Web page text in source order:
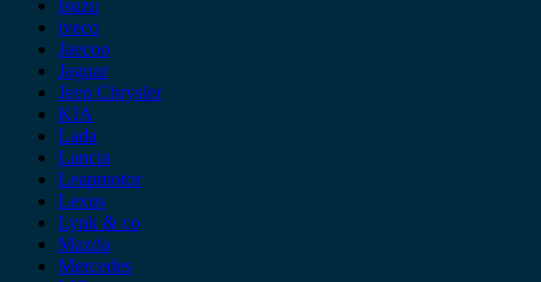
Isuzu
iveco
Jaecoo
Jaguar
Jeep Chrysler
KIA
Lada
Lancia
Leapmotor
Lexus
Lynk & co
Mazda
Mercedes